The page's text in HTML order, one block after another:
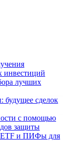
инвестиций
лучших
будущее сделок
с помощью
защиты
ETF и ПИФы для